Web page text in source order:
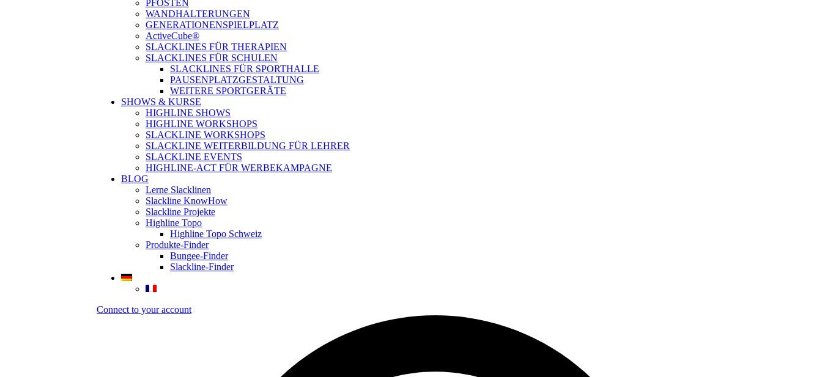
PFOSTEN
WANDHALTERUNGEN
GENERATIONENSPIELPLATZ
ActiveCube®
SLACKLINES FÜR THERAPIEN
SLACKLINES FÜR SCHULEN
SLACKLINES FÜR SPORTHALLE
PAUSENPLATZGESTALTUNG
WEITERE SPORTGERÄTE
SHOWS & KURSE
HIGHLINE SHOWS
HIGHLINE WORKSHOPS
SLACKLINE WORKSHOPS
SLACKLINE WEITERBILDUNG FÜR LEHRER
SLACKLINE EVENTS
HIGHLINE-ACT FÜR WERBEKAMPAGNE
BLOG
Lerne Slacklinen
Slackline KnowHow
Slackline Projekte
Highline Topo
Highline Topo Schweiz
Produkte-Finder
Bungee-Finder
Slackline-Finder
Connect to your account